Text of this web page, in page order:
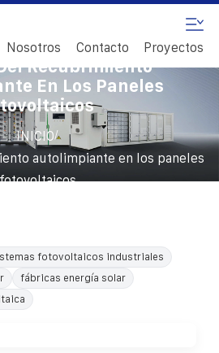
Nosotros Contacto Proyectos
Recubrimiento
En Los Paneles
INICIO/
autolimpiante en los paneles
fotovoltaicos industriales
fábricas energía solar